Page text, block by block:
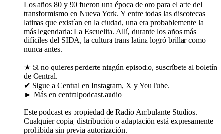
Los años 80 y 90 fueron una época de oro para el arte del
transformismo en Nueva York. Y entre todas las discotecas
latinas que existían en la ciudad, una era probablemente la
más legendaria: La Escuelita. Allí, durante los años más
difíciles del SIDA, la cultura trans latina logró brillar como
nunca antes.
★ Si no quieres perderte ningún episodio, suscríbete al boletín
de Central.
✔ Sigue a Central en Instagram, X y YouTube.
► Más en centralpodcast.audio
Este podcast es propiedad de Radio Ambulante Studios.
Cualquier copia, distribución o adaptación está expresamente
prohibida sin previa autorización.